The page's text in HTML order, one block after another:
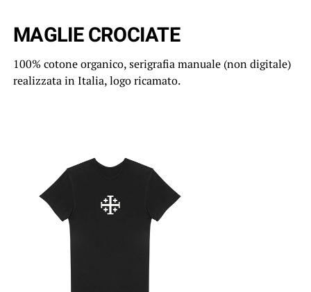
MAGLIE CROCIATE
100% cotone organico, serigrafia manuale (non digitale)
realizzata in Italia, logo ricamato.